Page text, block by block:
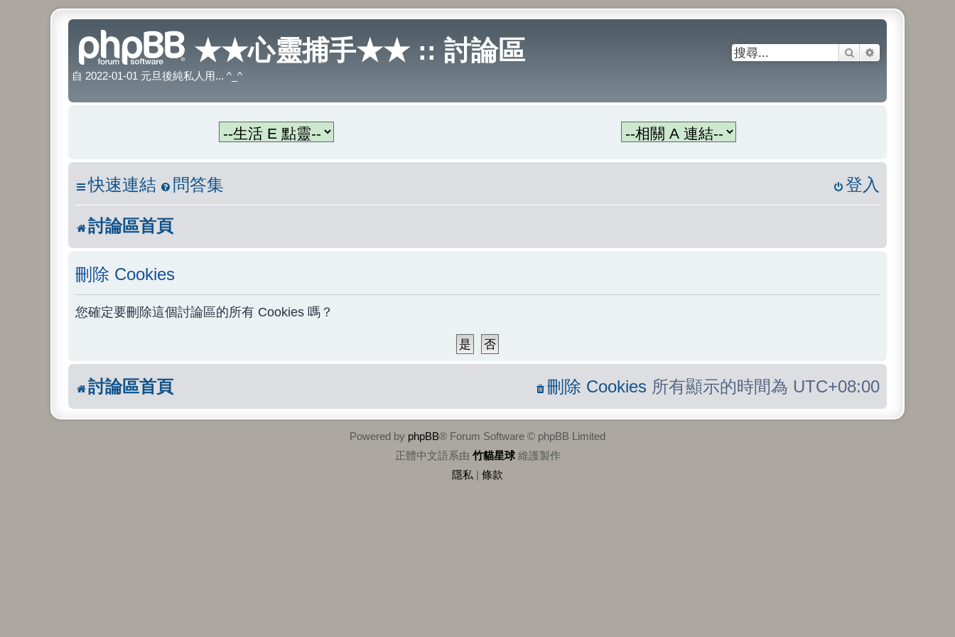
★★心靈捕手★★ :: 討論區
自 2022-01-01 元旦後純私人用... ^_^
搜尋
快速連結 問答集 登入
討論區首頁
刪除 Cookies
您確定要刪除這個討論區的所有 Cookies 嗎？
討論區首頁 所有顯示的時間為 UTC+08:00
刪除 Cookies
Powered by phpBB® Forum Software © phpBB Limited
正體中文語系由 竹貓星球維護製作
隱私 | 條款